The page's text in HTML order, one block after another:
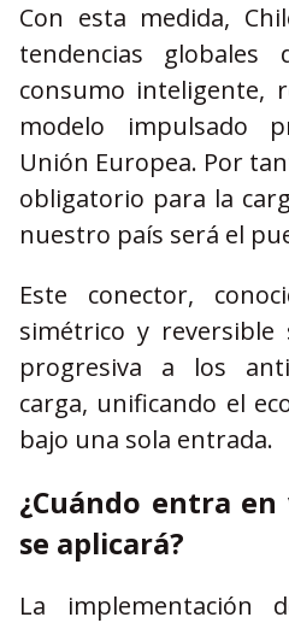
Con esta medida,
tendencias globales
consumo inteligente,
modelo impulsado
Unión Europea. Por
obligatorio para la
nuestro país será el
Este conector,
simétrico y
progresiva a los
carga, unificando el
bajo una sola entrada.
¿Cuándo entra
se aplicará?
La implementación